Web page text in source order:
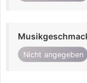
Nicht angegeben